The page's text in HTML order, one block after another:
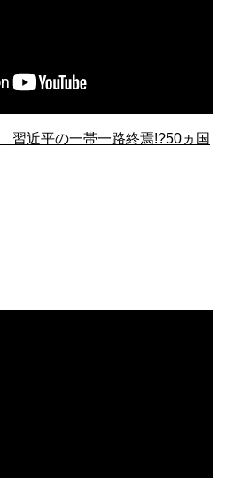
近平の一帯一路終焉!?50ヵ国